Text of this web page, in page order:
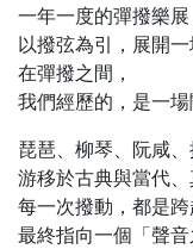
一年一度的彈撥樂展
以撥弦為引，展開一
在彈撥之間，
我們經歷的，是一場
琵琶、柳琴、阮咸
游移於古典與當代、
每一次撥動，都是跨
最終指向一個「聲音